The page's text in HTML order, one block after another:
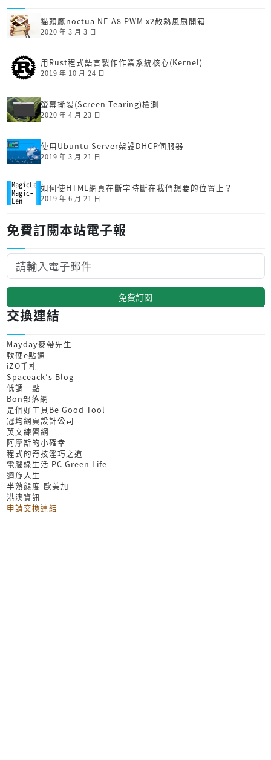
貓頭鷹noctua NF-A8 PWM x2散熱風扇開箱
2020 年 3 月 3 日
用Rust程式語言製作作業系統核心(Kernel)
2019 年 10 月 24 日
螢幕撕裂(Screen Tearing)檢測
2020 年 4 月 23 日
使用Ubuntu Server架設DHCP伺服器
2019 年 3 月 21 日
如何使HTML網頁在斷字時斷在我們想要的位置上？
2019 年 6 月 21 日
免費訂閱本站電子報
免費訂閱
交換連結
Mayday麥帶先生
軟硬e點通
iZO手札
Spaceack's Blog
低調一點
Bon部落網
是個好工具Be Good Tool
冠均網頁設計公司
英文練習網
阿摩斯的小確幸
程式的奇技淫巧之道
電腦綠生活 PC Green Life
迴旋人生
半熟態度-歐美加
港澳資訊
申請交換連結